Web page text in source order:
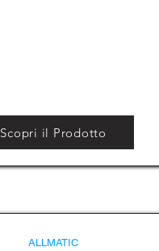
Scopri il Prodotto
ALLMATIC